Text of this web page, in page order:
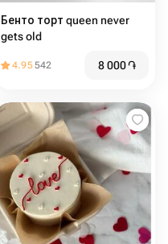
Бенто торт queen never
gets old
4.95542 8 000֏